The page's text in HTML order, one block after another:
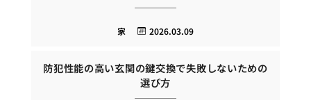
2026.03.09
家
防犯性能の高い玄関の鍵交換で失敗しないための
選び方